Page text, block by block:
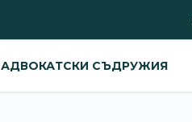
АДВОКАТСКИ СЪДРУЖИЯ